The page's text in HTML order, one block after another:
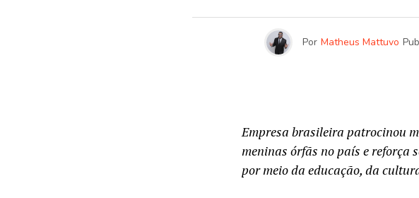
Por Matheus Mattuvo
Empresa brasileira patrocinou
meninas órfãs no país e reforça
por meio da educação, da